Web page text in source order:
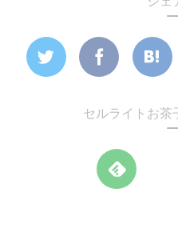
セルライトお茶